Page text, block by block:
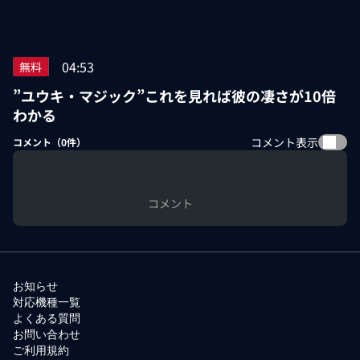
無料 04:53
”ユウキ・マジック”これを見れば彼の凄さが10倍
わかる
コメント（0件） コメント表示
コメント
お知らせ
対応機種一覧
よくある質問
お問い合わせ
ご利用規約